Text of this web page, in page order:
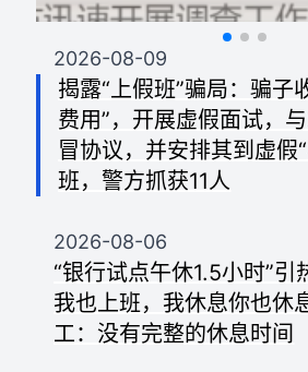
2026-08-09
揭露“上假班”骗局：骗子
费用”，开展虚假面试，
冒协议，并安排其到虚假
班，警方抓获11人
2026-08-06
“银行试点午休1.5小时”引
我也上班，我休息你也休
工：没有完整的休息时间